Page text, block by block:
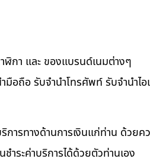
ฬิกา และ ของแบรนด์เนมต่างๆ
อถือ รับจำนำโทรศัพท์ รับจำนำ
รทางด้านการเงินแก่ท่าน ด้วยคว
ำระค่าบริการได้ด้วยตัวท่านเอง